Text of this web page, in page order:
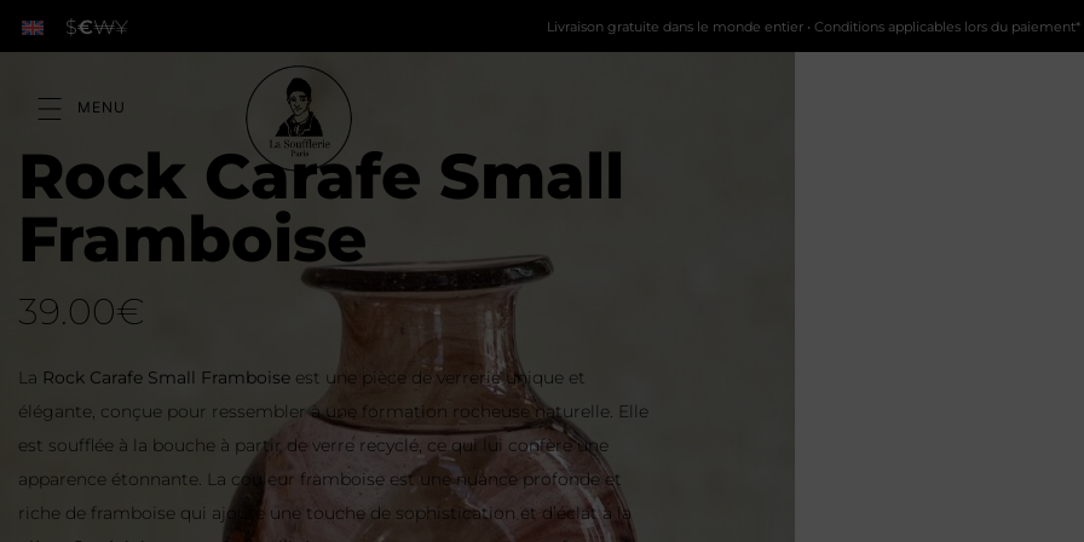
$€₩¥ Livraison gratuite dans le monde entier • Conditions applicables lors du paiement*
Rock Carafe Small
Framboise
39.00€
La Rock Carafe Small Framboise est une pièce de verrerie unique et
élégante, conçue pour ressembler à une formation rocheuse naturelle. Elle
est soufflée à la bouche à partir de verre recyclé, ce qui lui confère une
apparence étonnante. La couleur framboise est une nuance profonde et
riche de framboise qui ajoute une touche de sophistication et d’éclat à la